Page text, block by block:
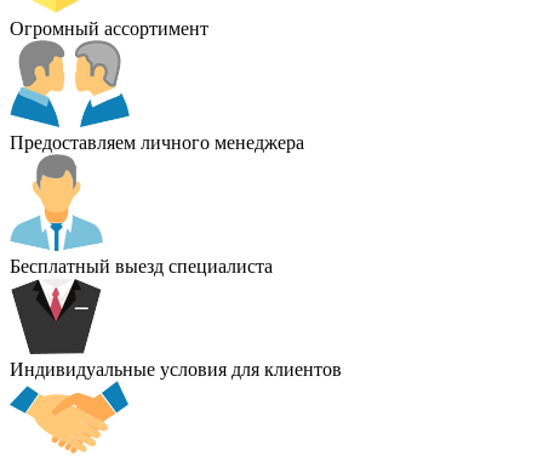
Огромный ассортимент
Предоставляем личного менеджера
Бесплатный выезд специалиста
Индивидуальные условия для клиентов